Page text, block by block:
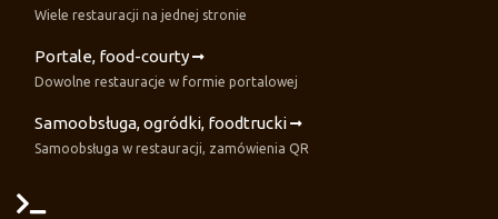
Wiele restauracji na jednej stronie
Portale, food-courty
Dowolne restauracje w formie portalowej
Samoobsługa, ogródki, foodtrucki
Samoobsługa w restauracji, zamówienia QR